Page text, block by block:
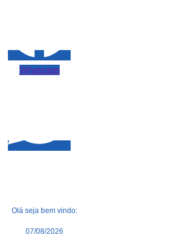
Whatsapp
Olá seja bem vindo:
07/08/2026